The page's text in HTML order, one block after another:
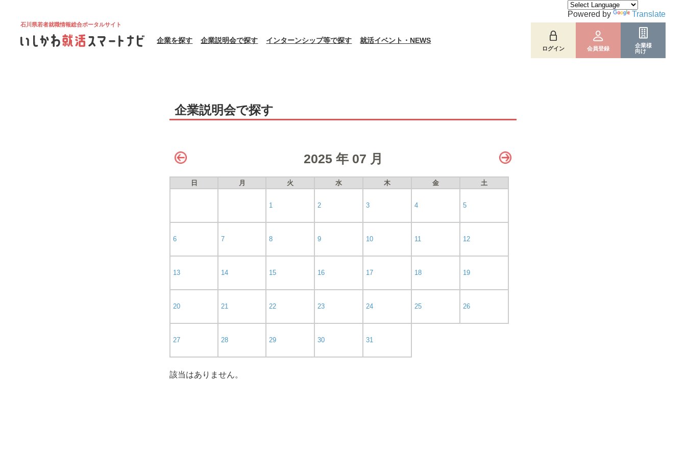
石川県若者就職情報総合ポータルサイト
企業を探す 企業説明会で探す インターンシップ等で探す 就活イベント・NEWS
ログイン 会員登録
企業様
向け
Powered by Translate
企業説明会で探す
2025 年 07 月
日 月 火 水 木 金 土
1 2 3 4 5
6 7 8 9 10 11 12
13 14 15 16 17 18 19
20 21 22 23 24 25 26
27 28 29 30 31
該当はありません。